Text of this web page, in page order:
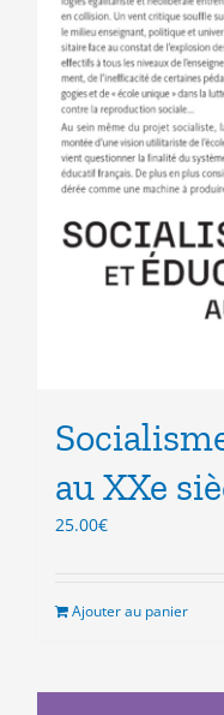
au XXe
25.00€
Ajouter au panier